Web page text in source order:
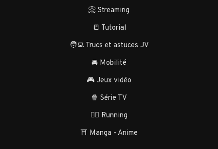
📀 Streaming
📒 Tutorial
🧑‍💻 Trucs et astuces JV
🚘 Mobilité
🎮 Jeux vidéo
🍿 Série TV
🏃‍♂️ Running
⛩️ Manga - Anime